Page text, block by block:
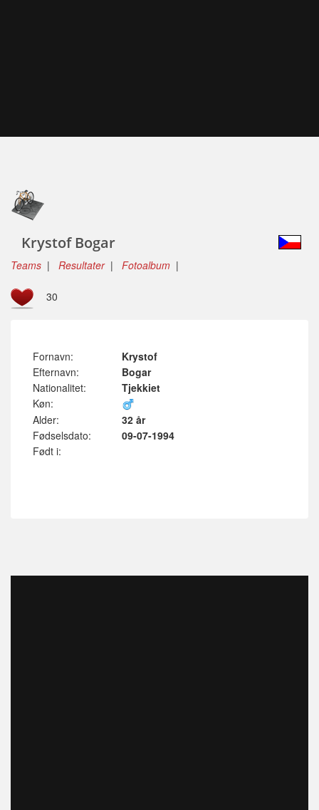
Krystof Bogar
Teams | Resultater| Fotoalbum |
30
Fornavn:
Krystof
Efternavn:
Bogar
Nationalitet:
Tjekkiet
Køn:
Alder:
32 år
Fødselsdato:
09-07-1994
Født i: